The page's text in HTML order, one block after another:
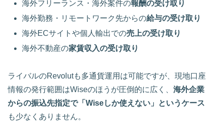
海外フリーランス・海外案件の報酬の受け取り
海外勤務・リモートワーク先からの給与の受け取り
海外ECサイトや個人輸出での売上の受け取り
海外不動産の家賃収入の受け取り
ライバルのRevolutも多通貨運用は可能ですが、現地口座
情報の発行範囲はWiseのほうが圧倒的に広く、 海外企業
からの振込先指定で「Wiseしか使えない」というケース
も少なくありません。